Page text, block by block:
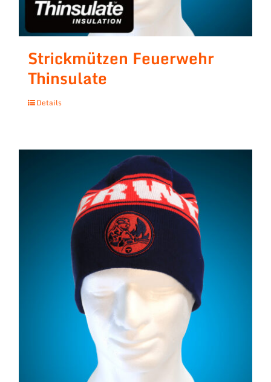
Strickmützen Feuerwehr
Thinsulate
Details